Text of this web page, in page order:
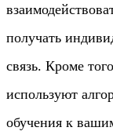
получать
связь. Кроме
используют
обучения к